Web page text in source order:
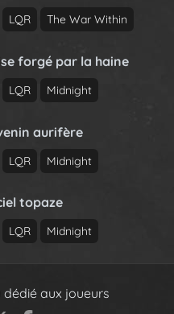
LQR The War Within
forgé par la haine
LQR Midnight
aurifère
LQR Midnight
topaze
LQR Midnight
aux joueurs